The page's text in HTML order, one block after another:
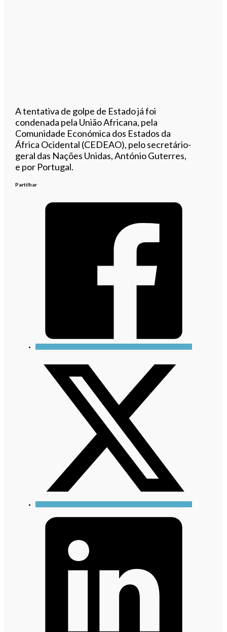
A tentativa de golpe de Estado já foi
condenada pela União Africana, pela
Comunidade Económica dos Estados da
África Ocidental (CEDEAO), pelo secretário-
geral das Nações Unidas, António Guterres,
e por Portugal.
Partilhar